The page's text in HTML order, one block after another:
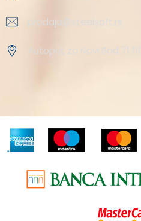
prodaja@steelsoft.rs
Autoput za Novi Sad 71